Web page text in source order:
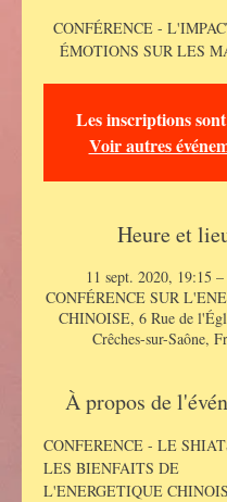
CONFÉRENCE -
ÉMOTIONS SUR LES
Les inscriptions sont
Voir autres
Heure et
11 sept. 2020, 19:15
CONFÉRENCE SUR
CHINOISE, 6 Rue de
Crêches-sur-Saône,
À propos de
CONFERENCE - LE
LES BIENFAITS DE
L'ENERGETIQUE